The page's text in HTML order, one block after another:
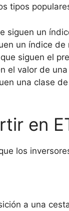
tipos
siguen un
un índice
siguen el
el valor de una
una clase
en
los
a una